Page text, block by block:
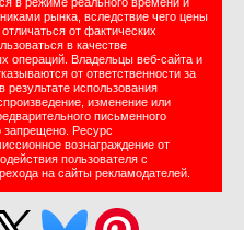
рынка, вследствие чего цены
от фактических
в качестве
операций. Владельцы веб-сайта и
от ответственности за
использования
изменение или
письменного
запрещено. Ресурс
вознаграждение от
пользователя с
на сайты рекламодателей.